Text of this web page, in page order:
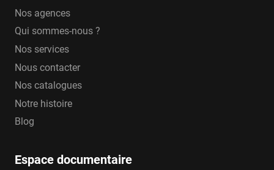
Nos agences
Qui sommes-nous ?
Nos services
Nous contacter
Nos catalogues
Notre histoire
Blog
Espace documentaire